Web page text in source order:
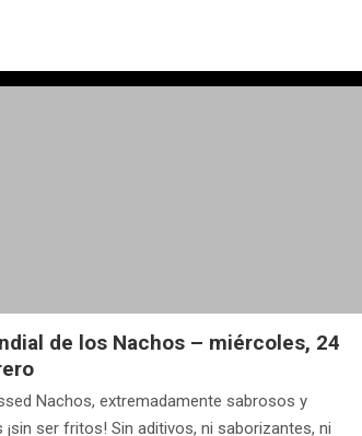
de los Nachos – miércoles, 24
Nachos, extremadamente sabrosos y
¡sin ser fritos! Sin aditivos, ni saborizantes, ni